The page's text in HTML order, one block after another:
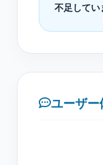
不足してい
ユーザ